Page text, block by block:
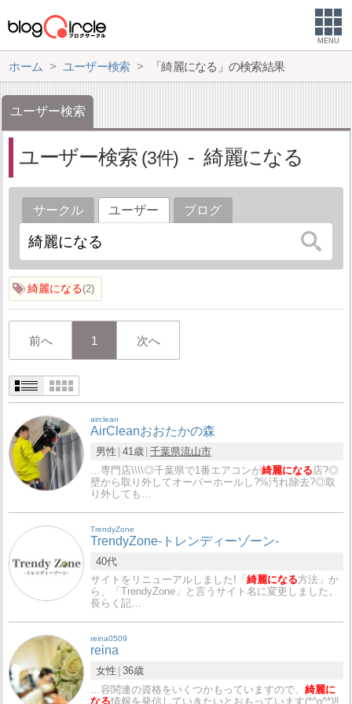
MENU
ホーム ユーザー検索 「綺麗になる」の検索結果
ユーザー検索
ユーザー検索 3 綺麗になる
サークル ユーザー ブログ
綺麗になる 2
前へ 1 次へ
airclean
AirCleanおおたかの森
男性 41歳 千葉県流山市
…専門店\\\\◎千葉県で1番エアコンが綺麗になる 店?◎
壁から取り外してオーバーホールし?%汚れ除去?◎取
り外しても…
TrendyZone
TrendyZone-トレンディーゾーン-
40代
サイトをリニューアルしました!「綺麗になる方法」か
ら、「TrendyZone」と言うサイト名に変更しました。
長らく記…
reina0509
reina
女性 36歳
…容関連の資格をいくつかもっていますので、綺麗に
なる情報を発信していきたいとおもっています(*^o^*)‼︎